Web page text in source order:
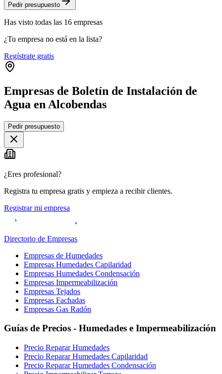
Pedir presupuesto
Has visto todas las 16 empresas
¿Tu empresa no está en la lista?
Regístrate gratis
Empresas de Boletín de Instalación de
Agua en Alcobendas
+
−
Pedir presupuesto
¿Eres profesional?
Registra tu empresa gratis y empieza a recibir clientes.
Registrar mi empresa
Directorio de Empresas
Empresas de Humedades
Empresas Humedades Capilaridad
Empresas Humedades Condensación
Empresas Impermeabilización
Empresas Tejados
Empresas Fachadas
Empresas Gas Radón
Guías de Precios - Humedades e Impermeabilización
Precio Reparar Humedades
Precio Reparar Humedades Capilaridad
Precio Reparar Humedades Condensación